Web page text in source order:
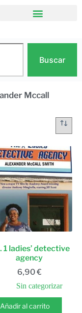
Buscar
Mccall
1 ladies’ detective
agency
6,90 €
Sin categorizar
Añadir al carrito